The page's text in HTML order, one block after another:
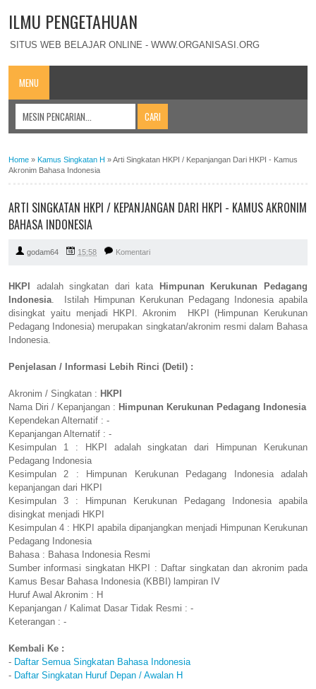
ILMU PENGETAHUAN
SITUS WEB BELAJAR ONLINE - WWW.ORGANISASI.ORG
MENU
Home » Kamus Singkatan H »Arti Singkatan HKPI / Kepanjangan Dari HKPI - Kamus
Akronim Bahasa Indonesia
ARTI SINGKATAN HKPI / KEPANJANGAN DARI HKPI - KAMUS AKRONIM
BAHASA INDONESIA
godam64 15:58 Komentari
HKPI adalah singkatan dari kata
Himpunan Kerukunan Pedagang
Indonesia. Istilah Himpunan Kerukunan Pedagang Indonesia apabila
disingkat yaitu menjadi HKPI. Akronim HKPI (Himpunan Kerukunan
Pedagang Indonesia) merupakan singkatan/akronim resmi dalam Bahasa
Indonesia.
Penjelasan / Informasi Lebih Rinci (Detil) :
Akronim / Singkatan : HKPI
Nama Diri / Kepanjangan : Himpunan Kerukunan Pedagang Indonesia
Kependekan Alternatif : -
Kepanjangan Alternatif : -
Kesimpulan 1 : HKPI adalah singkatan dari Himpunan Kerukunan
Pedagang Indonesia
Kesimpulan 2 : Himpunan Kerukunan Pedagang Indonesia adalah
kepanjangan dari HKPI
Kesimpulan 3 : Himpunan Kerukunan Pedagang Indonesia apabila
disingkat menjadi HKPI
Kesimpulan 4 : HKPI apabila dipanjangkan menjadi Himpunan Kerukunan
Pedagang Indonesia
Bahasa : Bahasa Indonesia Resmi
Sumber informasi singkatan HKPI : Daftar singkatan dan akronim pada
Kamus Besar Bahasa Indonesia (KBBI) lampiran IV
Huruf Awal Akronim : H
Kepanjangan / Kalimat Dasar Tidak Resmi : -
Keterangan : -
Kembali Ke :
- Daftar Semua Singkatan Bahasa Indonesia
- Daftar Singkatan Huruf Depan / Awalan H